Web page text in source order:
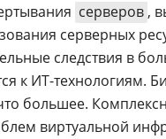
серверов ,
серверных
следствия в
к ИТ-технологиям.
большее.
виртуальной